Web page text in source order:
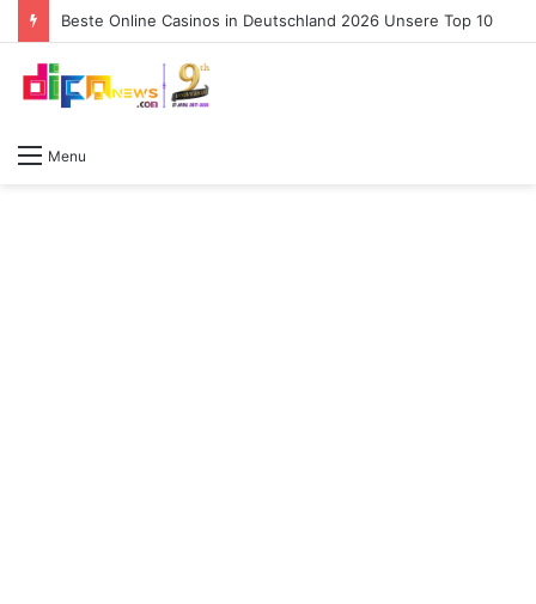
Beste Online Casinos in Deutschland 2026 Unsere Top 10
Menu